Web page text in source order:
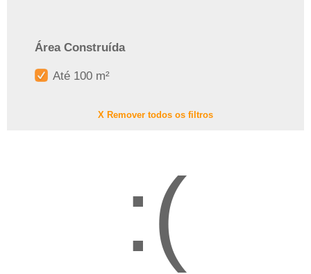
Área Construída
Até 100 m²
X Remover todos os filtros
:(